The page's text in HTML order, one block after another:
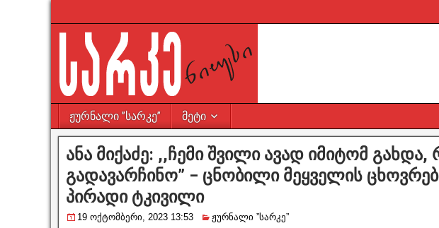
ჟურნალი ”სარკე” მეტი
ანა მიქაძე: ,,ჩემი შვილი ავად იმიტომ გახდა,
გადავარჩინო” – ცნობილი მეყველის
პირადი ტკივილი
19 ოქტომბერი, 2023 13:53 ჟურნალი ”სარკე”